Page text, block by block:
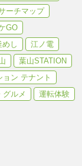
ーチマップ
GO
めし
江ノ電
葉山STATION
ン テナント
グルメ
運転体験